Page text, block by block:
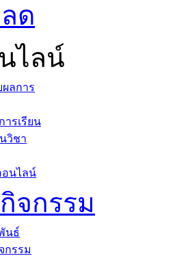
ด
ไลน์
ลการ
รเรียน
วิชา
อนไลน์
จกรรม
นธ์
กรรม